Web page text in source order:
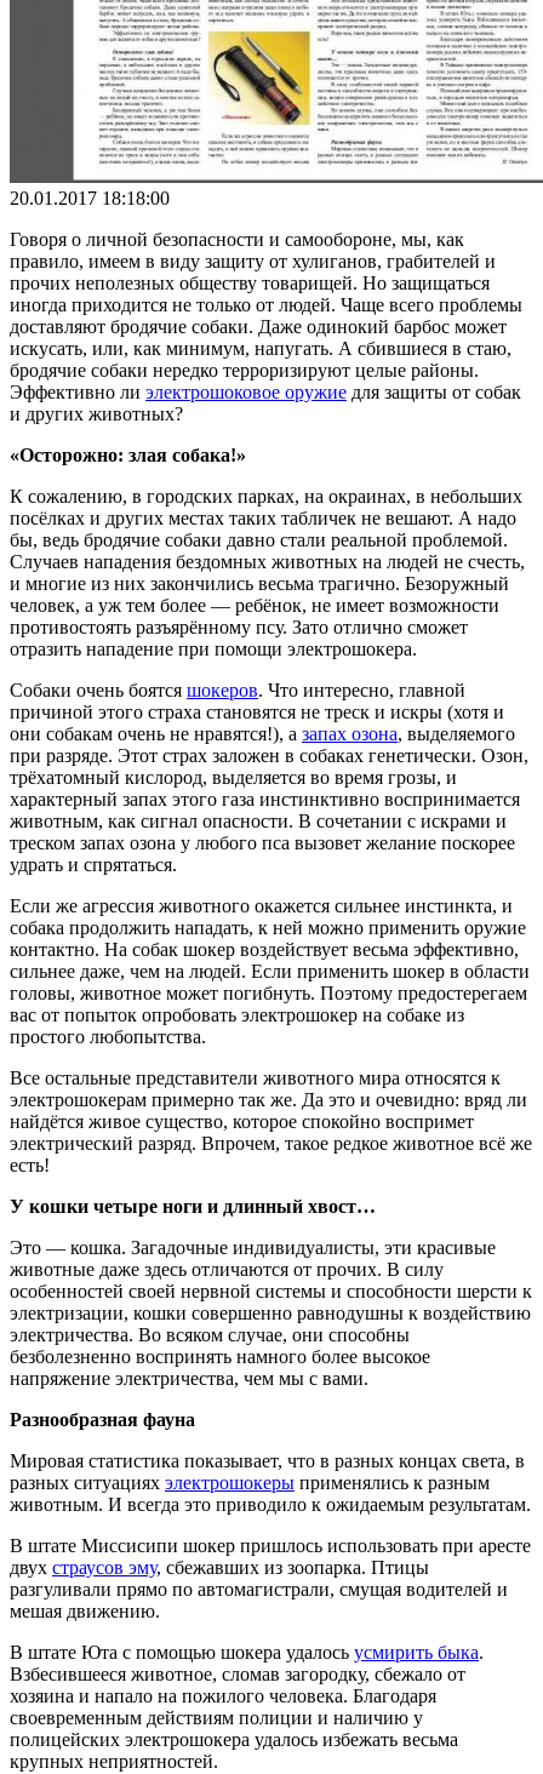
20.01.2017 18:18:00
Говоря о личной безопасности и самообороне, мы, как
правило, имеем в виду защиту от хулиганов, грабителей и
прочих неполезных обществу товарищей. Но защищаться
иногда приходится не только от людей. Чаще всего проблемы
доставляют бродячие собаки. Даже одинокий барбос может
искусать, или, как минимум, напугать. А сбившиеся в стаю,
бродячие собаки нередко терроризируют целые районы.
Эффективно ли электрошоковое оружие для защиты от собак
и других животных?
«Осторожно: злая собака!»
К сожалению, в городских парках, на окраинах, в небольших
посёлках и других местах таких табличек не вешают. А надо
бы, ведь бродячие собаки давно стали реальной проблемой.
Случаев нападения бездомных животных на людей не счесть,
и многие из них закончились весьма трагично. Безоружный
человек, а уж тем более — ребёнок, не имеет возможности
противостоять разъярённому псу. Зато отлично сможет
отразить нападение при помощи электрошокера.
Собаки очень боятся шокеров. Что интересно, главной
причиной этого страха становятся не треск и искры (хотя и
они собакам очень не нравятся!), а запах озона, выделяемого
при разряде. Этот страх заложен в собаках генетически. Озон,
трёхатомный кислород, выделяется во время грозы, и
характерный запах этого газа инстинктивно воспринимается
животным, как сигнал опасности. В сочетании с искрами и
треском запах озона у любого пса вызовет желание поскорее
удрать и спрятаться.
Если же агрессия животного окажется сильнее инстинкта, и
собака продолжить нападать, к ней можно применить оружие
контактно. На собак шокер воздействует весьма эффективно,
сильнее даже, чем на людей. Если применить шокер в области
головы, животное может погибнуть. Поэтому предостерегаем
вас от попыток опробовать электрошокер на собаке из
простого любопытства.
Все остальные представители животного мира относятся к
электрошокерам примерно так же. Да это и очевидно: вряд ли
найдётся живое существо, которое спокойно воспримет
электрический разряд. Впрочем, такое редкое животное всё же
есть!
У кошки четыре ноги и длинный хвост…
Это — кошка. Загадочные индивидуалисты, эти красивые
животные даже здесь отличаются от прочих. В силу
особенностей своей нервной системы и способности шерсти к
электризации, кошки совершенно равнодушны к воздействию
электричества. Во всяком случае, они способны
безболезненно воспринять намного более высокое
напряжение электричества, чем мы с вами.
Разнообразная фауна
Мировая статистика показывает, что в разных концах света, в
разных ситуациях электрошокеры применялись к разным
животным. И всегда это приводило к ожидаемым результатам.
В штате Миссисипи шокер пришлось использовать при аресте
двух страусов эму, сбежавших из зоопарка. Птицы
разгуливали прямо по автомагистрали, смущая водителей и
мешая движению.
В штате Юта с помощью шокера удалось усмирить быка.
Взбесившееся животное, сломав загородку, сбежало от
хозяина и напало на пожилого человека. Благодаря
своевременным действиям полиции и наличию у
полицейских электрошокера удалось избежать весьма
крупных неприятностей.